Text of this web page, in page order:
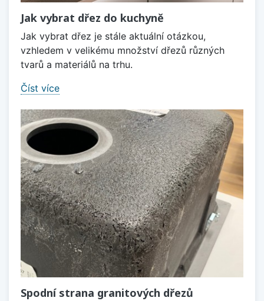
Jak vybrat dřez do kuchyně
Jak vybrat dřez je stále aktuální otázkou,
vzhledem v velikému množství dřezů různých
tvarů a materiálů na trhu.
Číst více
Spodní strana granitových dřezů